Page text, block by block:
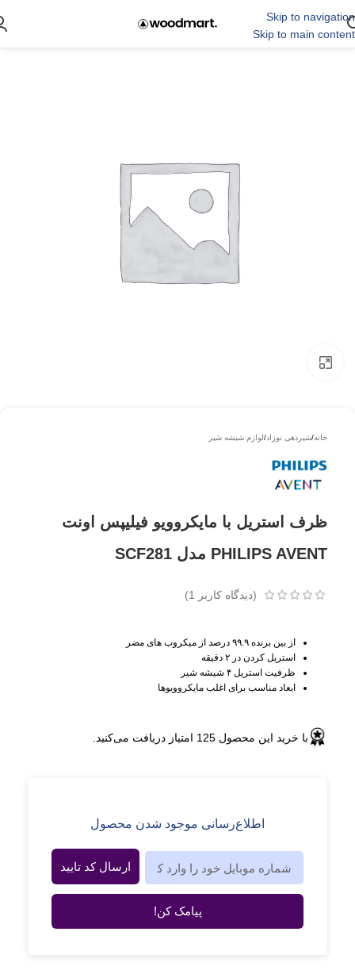
Skip to navigation
Skip to main content
خانه/شیردهی نوزاد/لوازم شیشه شیر
ظرف استریل با مایکروویو فیلیپس اونت
PHILIPS AVENT مدل SCF281
(دیدگاه کاربر 1
)
از بین برنده ۹۹.۹ درصد از میکروب های مضر
استریل کردن در ۲ دقیقه
ظرفیت استریل ۴ شیشه شیر
ابعاد مناسب برای اغلب مایکروویوها
با خرید این محصول 125 امتیاز دریافت می‌کنید.
اطلاع‌رسانی موجود شدن محصول
ارسال کد تایید
پیامک کن!